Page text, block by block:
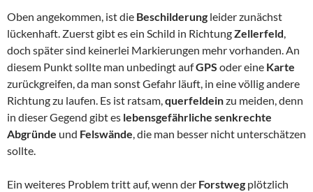
Oben angekommen, ist die Beschilderung leider zunächst
lückenhaft. Zuerst gibt es ein Schild in RichtungZellerfeld,
doch später sind keinerlei Markierungen mehr vorhanden. An
diesem Punkt sollte man unbedingt aufGPS oder eine Karte
zurückgreifen, da man sonst Gefahr läuft, in eine völlig andere
Richtung zu laufen. Es ist ratsam,querfeldeinzu meiden, denn
in dieser Gegend gibt es lebensgefährliche senkrechte
Abgründe und Felswände, die man besser nicht unterschätzen
sollte.
Ein weiteres Problem tritt auf, wenn der Forstweg plötzlich